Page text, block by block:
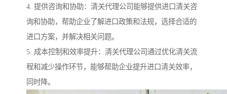
4. 提供咨询和协助：清关代理公司能够提供进口清关咨
询和协助，帮助企业了解进口政策和法规，选择合适的
进口方案，并解决相关问题。
5. 成本控制和效率提升：清关代理公司通过优化清关流
程和减少操作环节，能够帮助企业提升进口清关效率，
同时降。